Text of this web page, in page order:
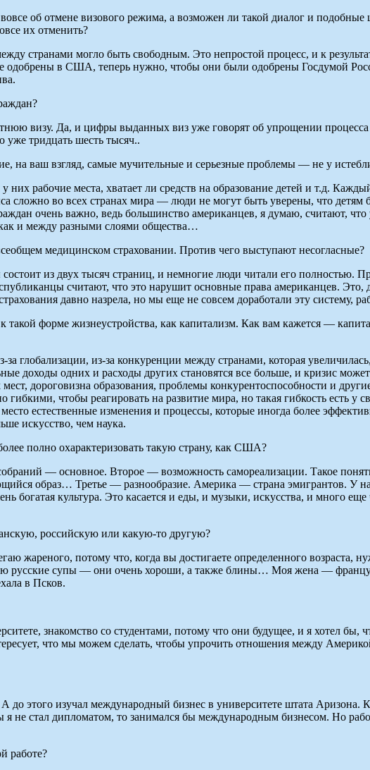
об отмене визового режима, а возможен ли такой диалог и
их отменить?
странами могло быть свободным. Это непростой процесс, и к
одобрены в США, теперь нужно, чтобы они были одобрены Госдумой
визу. Да, и цифры выданных виз уже говорят об упрощении
уже тридцать шесть тысяч..
ваш взгляд, самые мучительные и серьезные проблемы — не у
рабочие места, хватает ли средств на образование детей и т.д.
сложно во всех странах мира — люди не могут быть уверены, что детям
очень важно, ведь большинство американцев, я думаю, считают,
и между разными слоями общества…
медицинском страховании. Против чего выступают несогласные?
из двух тысяч страниц, и немногие люди читали его полностью.
считают, что это нарушит основные права американцев. Это,
давно назрела, но мы еще не совсем доработали эту систему,
форме жизнеустройства, как капитализм. Как вам кажется —
из-за конкуренции между странами, которая
доходы одних и расходы других становятся все больше, и кризис
дороговизна образования, проблемы конкурентоспособности и
гибкими, чтобы реагировать на развитие мира, но такая гибкость есть
естественные изменения и процессы, которые иногда более
искусство, чем наука.
полно охарактеризовать такую страну, как США?
— основное. Второе — возможность самореализации. Такое
образ… Третье — разнообразие. Америка — страна эмигрантов. У
богатая культура. Это касается и еды, и музыки, искусства, и много
российскую или какую-то другую?
жареного, потому что, когда вы достигаете определенного
русские супы — они очень хороши, а также блины… Моя жена —
в Псков.
знакомство со студентами, потому что они будущее, и я хотел бы,
что мы можем сделать, чтобы упрочить отношения между
этого изучал международный бизнес в университете штата Аризона.
не стал дипломатом, то занимался бы международным бизнесом. Но
работе?